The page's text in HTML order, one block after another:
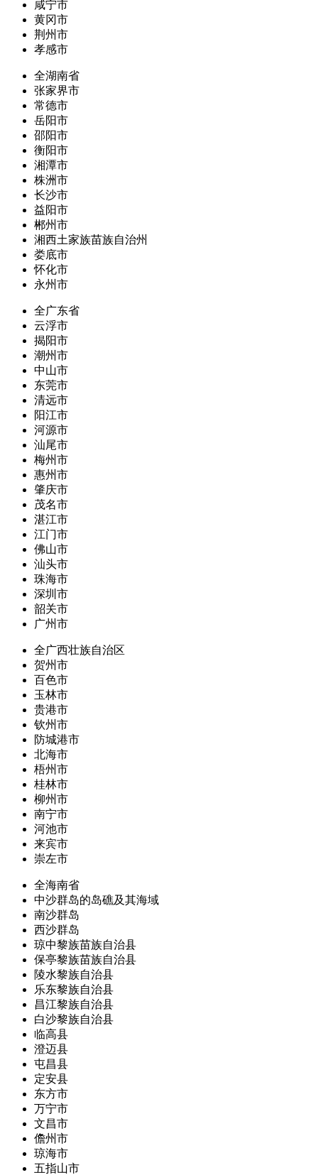
咸宁市
黄冈市
荆州市
孝感市
全湖南省
张家界市
常德市
岳阳市
邵阳市
衡阳市
湘潭市
株洲市
长沙市
益阳市
郴州市
湘西土家族苗族自治州
娄底市
怀化市
永州市
全广东省
云浮市
揭阳市
潮州市
中山市
东莞市
清远市
阳江市
河源市
汕尾市
梅州市
惠州市
肇庆市
茂名市
湛江市
江门市
佛山市
汕头市
珠海市
深圳市
韶关市
广州市
全广西壮族自治区
贺州市
百色市
玉林市
贵港市
钦州市
防城港市
北海市
梧州市
桂林市
柳州市
南宁市
河池市
来宾市
崇左市
全海南省
中沙群岛的岛礁及其海域
南沙群岛
西沙群岛
琼中黎族苗族自治县
保亭黎族苗族自治县
陵水黎族自治县
乐东黎族自治县
昌江黎族自治县
白沙黎族自治县
临高县
澄迈县
屯昌县
定安县
东方市
万宁市
文昌市
儋州市
琼海市
五指山市